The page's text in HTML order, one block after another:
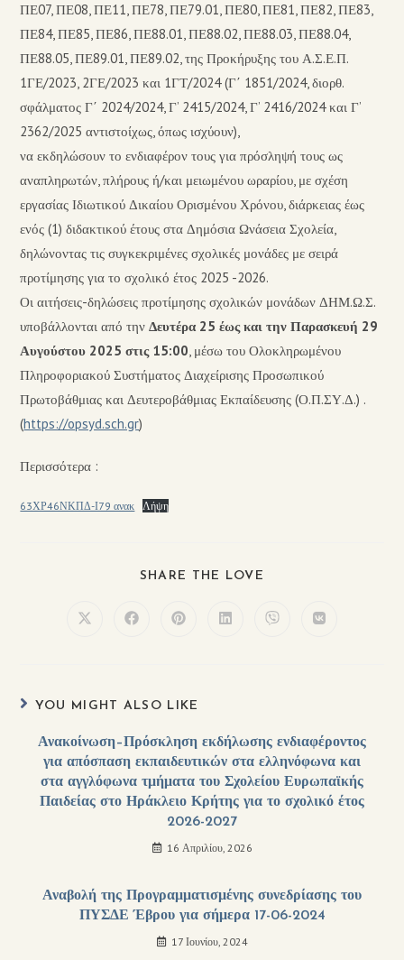
ΠΕ07, ΠΕ08, ΠΕ11, ΠΕ78, ΠΕ79.01, ΠΕ80, ΠΕ81, ΠΕ82, ΠΕ83,
ΠΕ84, ΠΕ85, ΠΕ86, ΠΕ88.01, ΠΕ88.02, ΠΕ88.03, ΠΕ88.04,
ΠΕ88.05, ΠΕ89.01, ΠΕ89.02, της Προκήρυξης του Α.Σ.Ε.Π.
1ΓΕ/2023, 2ΓΕ/2023 και 1ΓΤ/2024 (Γ΄ 1851/2024, διορθ.
σφάλματος Γ΄ 2024/2024, Γ’ 2415/2024, Γ’ 2416/2024 και Γ’
2362/2025 αντιστοίχως, όπως ισχύουν),
να εκδηλώσουν το ενδιαφέρον τους για πρόσληψή τους ως
αναπληρωτών, πλήρους ή/και μειωμένου ωραρίου, με σχέση
εργασίας Ιδιωτικού Δικαίου Ορισμένου Χρόνου, διάρκειας έως
ενός (1) διδακτικού έτους στα Δημόσια Ωνάσεια Σχολεία,
δηλώνοντας τις συγκεκριμένες σχολικές μονάδες με σειρά
προτίμησης για το σχολικό έτος 2025 -2026.
Οι αιτήσεις-δηλώσεις προτίμησης σχολικών μονάδων ΔΗΜ.Ω.Σ.
υποβάλλονται από τηνΔευτέρα 25 έως και την Παρασκευή 29
Αυγούστου 2025 στις 15:00, μέσω του Ολοκληρωμένου
Πληροφοριακού Συστήματος Διαχείρισης Προσωπικού
Πρωτοβάθμιας και Δευτεροβάθμιας Εκπαίδευσης (Ο.Π.ΣΥ.Δ.) .
(https://opsyd.sch.gr)
Περισσότερα :
63ΧΡ46ΝΚΠΔ-Ι79 ανακ Λήψη
SHARE THE LOVE
YOU MIGHT ALSO LIKE
Ανακοίνωση–Πρόσκληση εκδήλωσης ενδιαφέροντος
για απόσπαση εκπαιδευτικών στα ελληνόφωνα και
στα αγγλόφωνα τμήματα του Σχολείου Ευρωπαϊκής
Παιδείας στο Ηράκλειο Κρήτης για το σχολικό έτος
2026-2027
16 Απριλίου, 2026
Αναβολή της Προγραμματισμένης συνεδρίασης του
ΠΥΣΔΕ Έβρου για σήμερα 17-06-2024
17 Ιουνίου, 2024